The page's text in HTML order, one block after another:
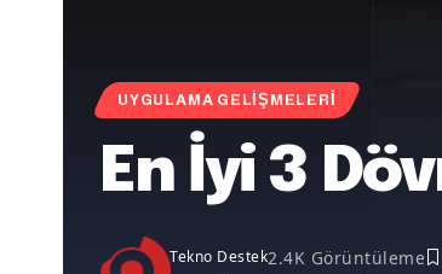
UYGULAMA GELIŞMELERI
En İyi 3
Tekno Destek2.4K Görüntüleme